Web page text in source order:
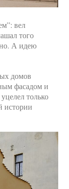
вел
того
А идею
домов
фасадом и
только
истории